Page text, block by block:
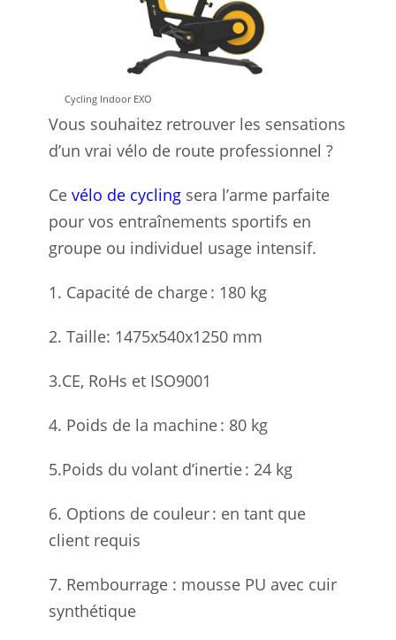
Cycling Indoor EXO
Vous souhaitez retrouver les sensations
d’un vrai vélo de route professionnel ?
Ce vélo de cycling sera l’arme parfaite
pour vos entraînements sportifs en
groupe ou individuel usage intensif.
1. Capacité de charge : 180 kg
2. Taille: 1475x540x1250 mm
3.CE, RoHs et ISO9001
4. Poids de la machine : 80 kg
5.Poids du volant d’inertie : 24 kg
6. Options de couleur : en tant que
client requis
7. Rembourrage : mousse PU avec cuir
synthétique